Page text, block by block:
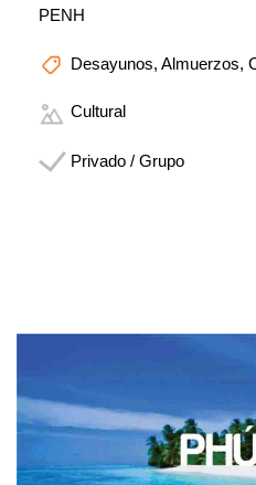
PENH
Desayunos, Almuerzos,
Cultural
Privado / Grupo